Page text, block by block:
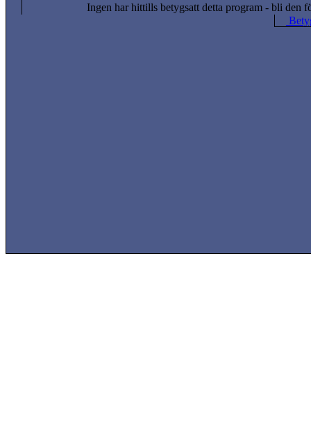
Ingen har hittills betygsatt detta program - bli den